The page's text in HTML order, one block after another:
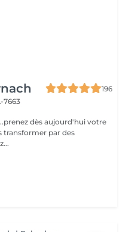
196
7663
dès aujourd'hui votre
transformer par des